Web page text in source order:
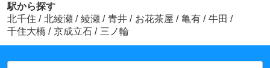
駅から探す
北千住 / 北綾瀬 / 綾瀬 / 青井 / お花茶屋 / 亀有 / 牛田 /
千住大橋 / 京成立石 / 三ノ輪